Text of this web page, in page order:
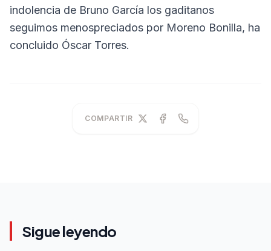
indolencia de Bruno García los gaditanos
seguimos menospreciados por Moreno Bonilla, ha
concluido Óscar Torres.
COMPARTIR
Sigue leyendo